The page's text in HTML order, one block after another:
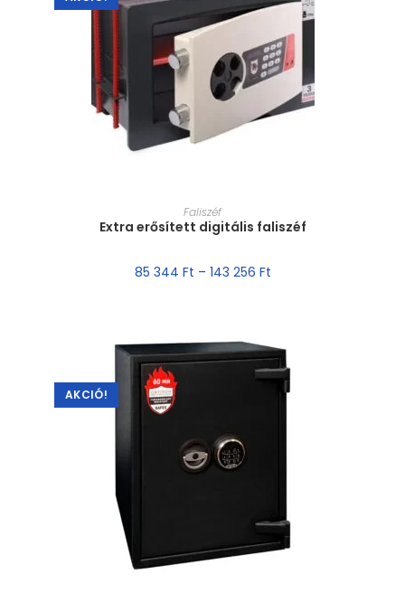
MÉRET VÁLASZTÁSA
Faliszéf
Extra erősített digitális faliszéf
85 344 Ft – 143 256 Ft
AKCIÓ!